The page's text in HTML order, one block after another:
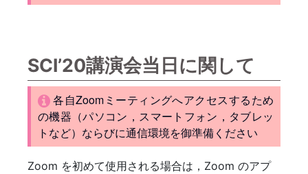
SCI’20講演会当日に関して
各自Zoomミーティングへアクセスするため
の機器（パソコン，スマートフォン，タブレッ
トなど）ならびに通信環境を御準備ください
Zoom を初めて使用される場合は，Zoom のアプ